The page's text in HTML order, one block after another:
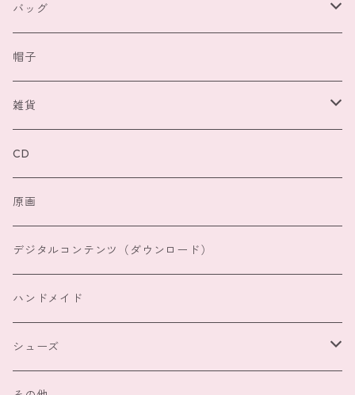
トップス
スカラー
フィリル
ボトムス
スカラー
フィリル
ワンピース
スカラー
フィリル
アウター
スカラー
フィリル
マフラー、手袋
レインウェア
バッグ
ポーチ
バッグ
帽子
雑貨
猫雑貨
CD
原画
デジタルコンテンツ（ダウンロード）
ハンドメイド
シューズ